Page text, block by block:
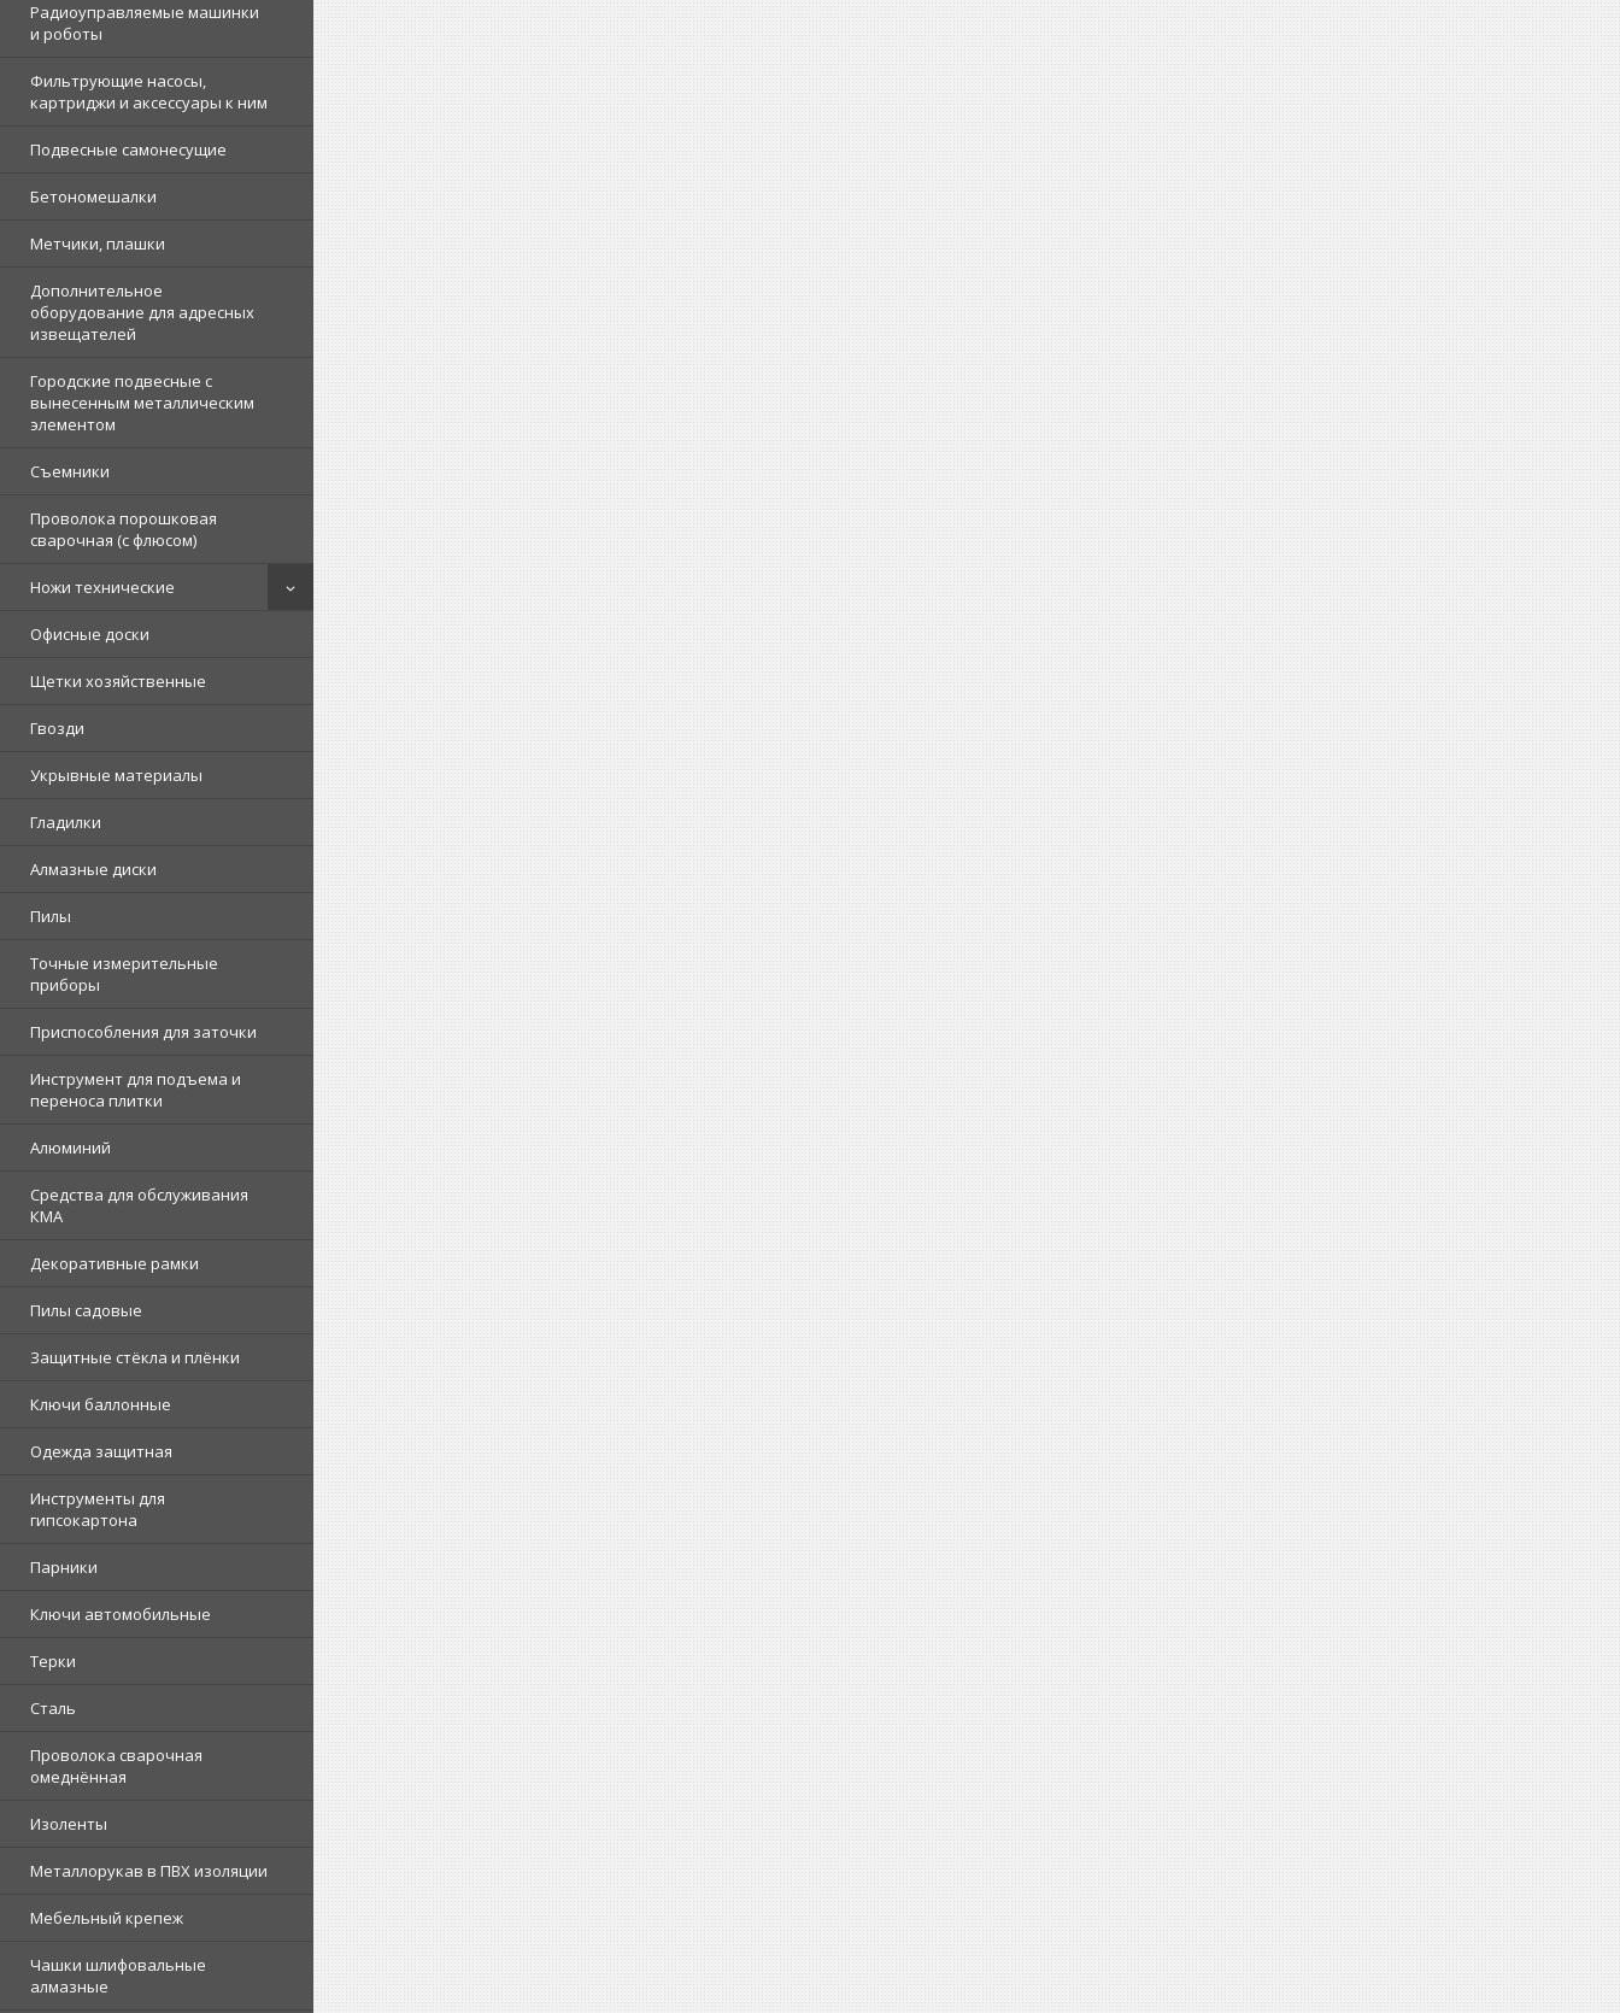
Радиоуправляемые машинки
и роботы
Фильтрующие насосы,
картриджи и аксессуары к ним
Подвесные самонесущие
Бетономешалки
Метчики, плашки
Дополнительное
оборудование для адресных
извещателей
Городские подвесные с
вынесенным металлическим
элементом
Съемники
Проволока порошковая
сварочная (с флюсом)
Ножи технические
Офисные доски
Щетки хозяйственные
Гвозди
Укрывные материалы
Гладилки
Алмазные диски
Пилы
Точные измерительные
приборы
Приспособления для заточки
Инструмент для подъема и
переноса плитки
Алюминий
Средства для обслуживания
КМА
Декоративные рамки
Пилы садовые
Защитные стёкла и плёнки
Ключи баллонные
Одежда защитная
Инструменты для
гипсокартона
Парники
Ключи автомобильные
Терки
Сталь
Проволока сварочная
омеднённая
Изоленты
Металлорукав в ПВХ изоляции
Мебельный крепеж
Чашки шлифовальные
алмазные